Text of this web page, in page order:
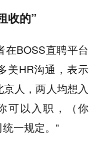
收的”
在BOSS直聘平台
美HR沟通，表示
人，两人均想入
可以入职，（你
一规定。”